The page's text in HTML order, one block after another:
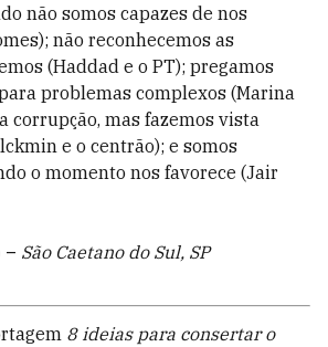
não somos capazes de nos
não reconhecemos as
(Haddad e o PT); pregamos
problemas complexos (Marina
corrupção, mas fazemos vista
e o centrão); e somos
o momento nos favorece (Jair
– São Caetano do Sul, SP
8 ideias para consertar o